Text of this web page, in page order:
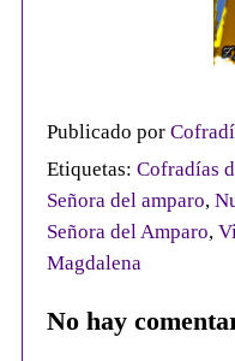
Publicado por
Etiquetas: Cofradías
Señora del amparo,
Señora del Amparo,
Magdalena
No hay